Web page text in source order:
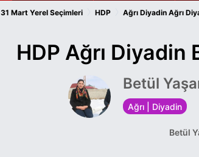
31 Mart Yerel Seçimleri HDP Ağrı Diyadin Ağrı
HDP Ağrı Diyadin
Betül
Ağrı | Diyadin
Betül